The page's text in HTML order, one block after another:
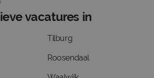
vacatures in
Tilburg
Roosendaal